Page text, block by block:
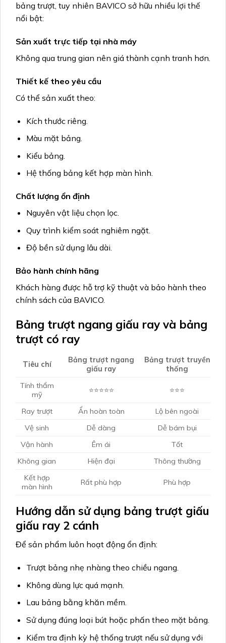
bảng trượt, tuy nhiên BAVICO sở hữu nhiều lợi thế
nổi bật:
Sản xuất trực tiếp tại nhà máy
Không qua trung gian nên giá thành cạnh tranh hơn.
Thiết kế theo yêu cầu
Có thể sản xuất theo:
Kích thước riêng.
Màu mặt bảng.
Kiểu bảng.
Hệ thống bảng kết hợp màn hình.
Chất lượng ổn định
Nguyên vật liệu chọn lọc.
Quy trình kiểm soát nghiêm ngặt.
Độ bền sử dụng lâu dài.
Bảo hành chính hãng
Khách hàng được hỗ trợ kỹ thuật và bảo hành theo
chính sách của BAVICO.
Bảng trượt ngang giấu ray và bảng
trượt có ray
Tiêu chí
Bảng trượt ngang
giấu ray
Bảng trượt truyền
thống
Tính thẩm
mỹ
⭐⭐⭐⭐⭐ ⭐⭐⭐
Ray trượt Ẩn hoàn toàn
Lộ bên ngoài
Vệ sinh
Dễ dàng
Dễ bám bụi
Vận hành
Êm ái
Tốt
Không gian
Hiện đại
Thông thường
Kết hợp
màn hình
Rất phù hợp Phù hợp
Hướng dẫn sử dụng bảng trượt giấu
giấu ray 2 cánh
Để sản phẩm luôn hoạt động ổn định:
Trượt bảng nhẹ nhàng theo chiều ngang.
Không dùng lực quá mạnh.
Lau bảng bằng khăn mềm.
Sử dụng đúng loại bút hoặc phấn theo mặt bảng.
Kiểm tra định kỳ hệ thống trượt nếu sử dụng với